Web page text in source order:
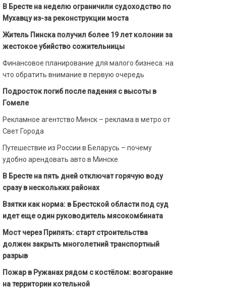
В Бресте на неделю ограничили судоходство по
Мухавцу из-за реконструкции моста
Житель Пинска получил более 19 лет колонии за
жестокое убийство сожительницы
Финансовое планирование для малого бизнеса: на
что обратить внимание в первую очередь
Подросток погиб после падения с высоты в
Гомеле
Рекламное агентство Минск – реклама в метро от
Свет Города
Путешествие из России в Беларусь – почему
удобно арендовать авто в Минске
В Бресте на пять дней отключат горячую воду
сразу в нескольких районах
Взятки как норма: в Брестской области под суд
идет еще один руководитель мясокомбината
Мост через Припять: старт строительства
должен закрыть многолетний транспортный
разрыв
Пожар в Ружанах рядом с костёлом: возгорание
на территории котельной